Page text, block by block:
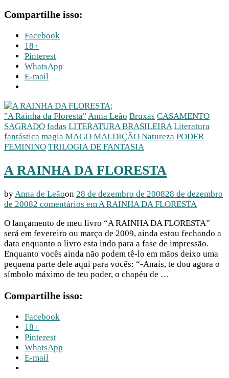
Compartilhe isso:
Facebook
18+
Pinterest
WhatsApp
E-mail
;
"A Rainha da Floresta" Anna Leão Bruxas CASAMENTO
SAGRADO fadas LITERATURA BRASILEIRA Literatura
fantástica magia MAGO MALDIÇÃO Natureza PODER
FEMININO TRILOGIA DE FANTASIA
A RAINHA DA FLORESTA
byAnna de Leãoon 28 de dezembro de 200828 de dezembro
de 20082 comentários em A RAINHA DA FLORESTA
O lançamento de meu livro “A RAINHA DA FLORESTA”
será em fevereiro ou março de 2009, ainda estou fechando a
data enquanto o livro esta indo para a fase de impressão.
Enquanto vocês ainda não podem tê-lo em mãos deixo uma
pequena parte dele aqui para vocês: “-Anaís, te dou agora o
símbolo máximo de teu poder, o chapéu de …
Compartilhe isso:
Facebook
18+
Pinterest
WhatsApp
E-mail